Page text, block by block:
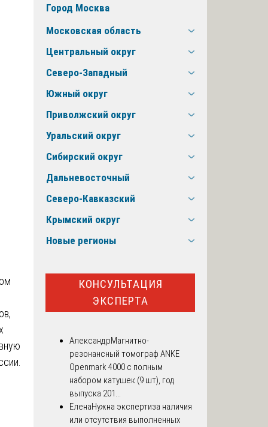
Город Москва
Московская область
Центральный округ
Северо-Западный
Южный округ
Приволжский округ
Уральский округ
Сибирский округ
Дальневосточный
Северо-Кавказский
Крымский округ
Новые регионы
КОНСУЛЬТАЦИЯ
ЭКСПЕРТА
АлександрМагнитно-
резонансный томограф ANKE
Openmark 4000 с полным
набором катушек (9 шт), год
выпуска 201...
ЕленаНужна экспертиза наличия
или отсутствия выполненных